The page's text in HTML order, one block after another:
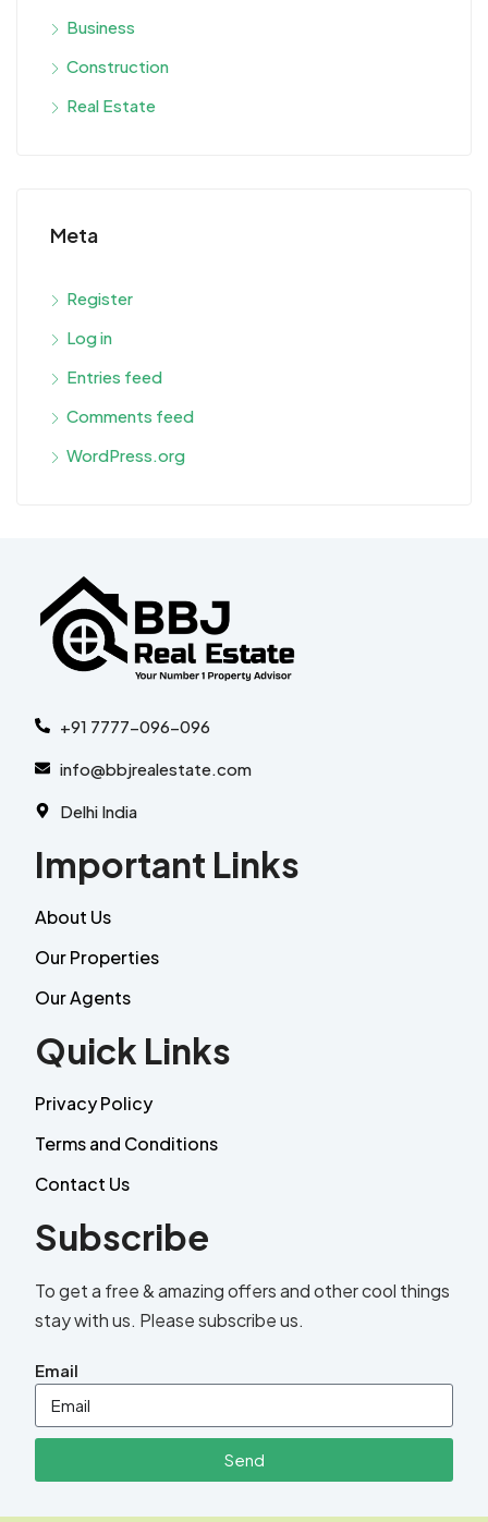
Business
Construction
Real Estate
Meta
Register
Log in
Entries feed
Comments feed
WordPress.org
+91 7777-096-096
info@bbjrealestate.com
Delhi India
Important Links
About Us
Our Properties
Our Agents
Quick Links
Privacy Policy
Terms and Conditions
Contact Us
Subscribe
To get a free & amazing offers and other cool things
stay with us. Please subscribe us.
Email
Send